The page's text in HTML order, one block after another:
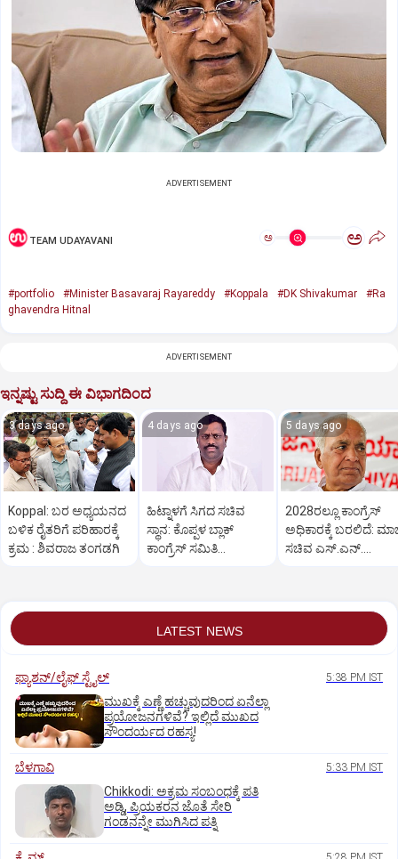
ADVERTISEMENT
TEAM UDAYAVANI ಅ ಅ
#portfolio #Minister Basavaraj Rayareddy #Koppala #DK Shivakumar
#Ra
ghavendra Hitnal
ADVERTISEMENT
ಇನ್ನಷ್ಟು ಸುದ್ದಿ ಈ ವಿಭಾಗದಿಂದ
3 days ago
Koppal: ಬರ ಅಧ್ಯಯನದ
ಬಳಿಕ ರೈತರಿಗೆ ಪರಿಹಾರಕ್ಕೆ
ಕ್ರಮ : ಶಿವರಾಜ ತಂಗಡಗಿ
4 days ago
ಹಿಟ್ನಾಳಗೆ ಸಿಗದ ಸಚಿವ
ಸ್ಥಾನ: ಕೊಪ್ಪಳ ಬ್ಲಾಕ್
ಕಾಂಗ್ರೆಸ್ ಸಮಿತಿ
5 days ago
2028ರಲ್ಲೂ ಕಾಂಗ್ರೆಸ್
ಅಧಿಕಾರಕ್ಕೆ ಬರಲಿದೆ:
ಸಚಿವ ಎಸ್.ಎನ್.
LATEST NEWS
ಫ್ಯಾಶನ್/ಲೈಫ್‌ ಸ್ಟೈಲ್ 5:38 PM IST
ಮುಖಕ್ಕೆ ಎಣ್ಣೆ ಹಚ್ಚುವುದರಿಂದ ಏನೆಲ್ಲಾ
ಪ್ರಯೋಜನಗಳಿವೆ? ಇಲ್ಲಿದೆ ಮುಖದ
ಸೌಂದರ್ಯದ ರಹಸ್ಯ!
ಬೆಳಗಾವಿ 5:33 PM IST
Chikkodi: ಅಕ್ರಮ ಸಂಬಂಧಕ್ಕೆ ಪತಿ
ಅಡ್ಡಿ, ಪ್ರಿಯಕರನ ಜೊತೆ ಸೇರಿ
ಗಂಡನನ್ನೇ ಮುಗಿಸಿದ ಪತ್ನಿ